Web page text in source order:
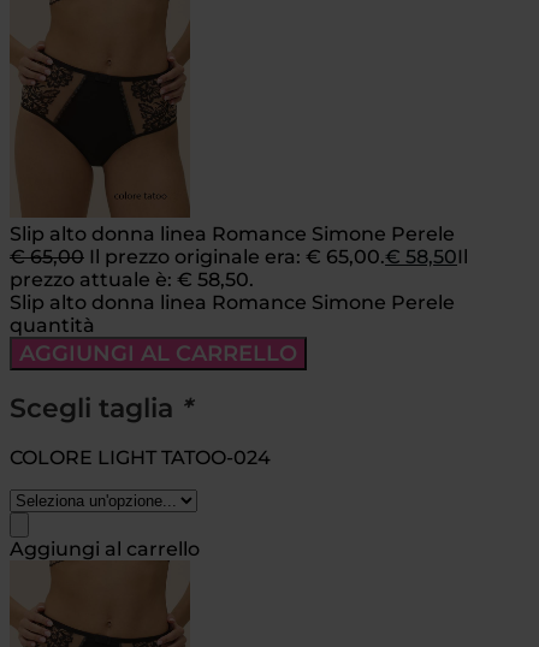
Slip alto donna linea Romance Simone Perele
€65,00 Il prezzo originale era: € 65,00.€ 58,50Il
prezzo attuale è: € 58,50.
Slip alto donna linea Romance Simone Perele
quantità
AGGIUNGI AL CARRELLO
Scegli taglia *
COLORE LIGHT TATOO-024
Aggiungi al carrello